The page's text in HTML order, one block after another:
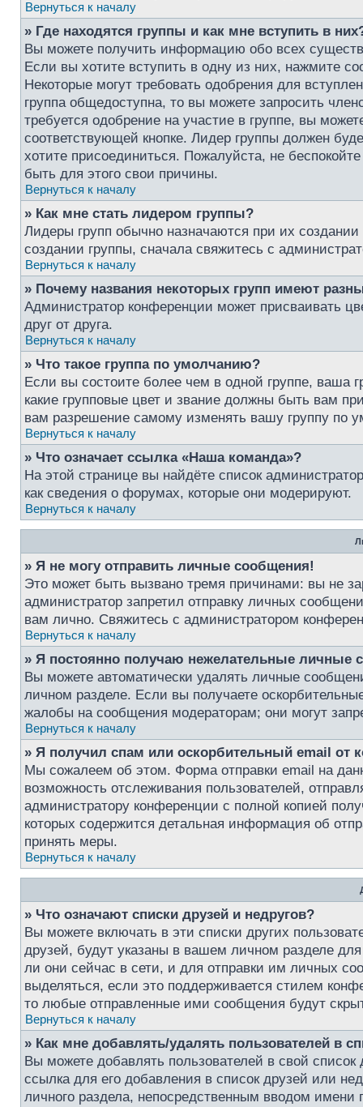
Вернуться к началу
» Где находятся группы и как мне вступить в
Вы можете получить информацию обо всех
Если вы хотите вступить в одну из них, нажмите
Некоторые могут требовать одобрения для
группа общедоступна, то вы можете запросить
требуется одобрение на участие в группе, вы
соответствующей кнопке. Лидер группы должен
хотите присоединиться. Пожалуйста, не
быть для этого свои причины.
Вернуться к началу
» Как мне стать лидером группы?
Лидеры групп обычно назначаются при их
создании группы, сначала свяжитесь с
Вернуться к началу
» Почему названия некоторых групп имеют
Администратор конференции может присваивать
друг от друга.
Вернуться к началу
» Что такое группа по умолчанию?
Если вы состоите более чем в одной группе, ваша
какие групповые цвет и звание должны быть вам
вам разрешение самому изменять вашу группу по
Вернуться к началу
» Что означает ссылка «Наша команда»?
На этой странице вы найдёте список
как сведения о форумах, которые они модерируют.
Вернуться к началу
» Я не могу отправить личные сообщения!
Это может быть вызвано тремя причинами: вы не
администратор запретил отправку личных
вам лично. Свяжитесь с администратором
Вернуться к началу
» Я постоянно получаю нежелательные личные
Вы можете автоматически удалять личные
личном разделе. Если вы получаете
жалобы на сообщения модераторам; они могут
Вернуться к началу
» Я получил спам или оскорбительный email от
Мы сожалеем об этом. Форма отправки email на
возможность отслеживания пользователей,
администратору конференции с полной копией
которых содержится детальная информация об
принять меры.
Вернуться к началу
» Что означают списки друзей и недругов?
Вы можете включать в эти списки других
друзей, будут указаны в вашем личном разделе
ли они сейчас в сети, и для отправки им личных
выделяться, если это поддерживается стилем
то любые отправленные ими сообщения будут
Вернуться к началу
» Как мне добавлять/удалять пользователей в
Вы можете добавлять пользователей в свой
ссылка для его добавления в список друзей или
личного раздела, непосредственным вводом имени